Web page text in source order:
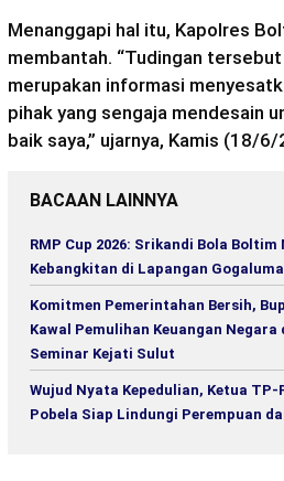
Menanggapi hal itu, Kapolres
membantah. “Tudingan
merupakan informasi
pihak yang sengaja mendesain
baik saya,” ujarnya, Kamis (18/
BACAAN LAINNYA
RMP Cup 2026: Srikandi Bola Boltim
Kebangkitan di Lapangan
Komitmen Pemerintahan Bersih,
Kawal Pemulihan Keuangan Negara
Seminar Kejati Sulut
Wujud Nyata Kepedulian, Ketua TP-
Pobela Siap Lindungi Perempuan